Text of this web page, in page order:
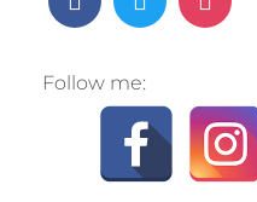
Follow me: